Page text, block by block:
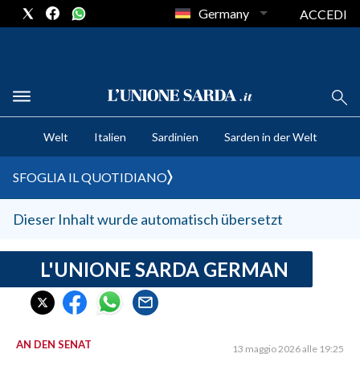
CRONACA SARDEGNA
CAGLIARI
SULCIS IGLESIENTE
MEDIO CAMPIDANO
SASSARI E PROVINCIA
GALLURA
NUORO E PROVINCIA
Germany ACCEDI
Welt Italien Sardinien Sarden in der Welt
SFOGLIA IL QUOTIDIANO
Dieser Inhalt wurde automatisch übersetzt
L'UNIONE SARDA GERMAN
AN DEN SENAT 13 maggio 2026 alle 19:25